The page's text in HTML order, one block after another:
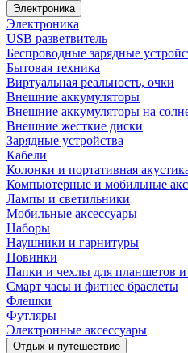
Электроника
Электроника
USB разветвитель
Беспроводные зарядные
Бытовая техника
Виртуальная реальность, очки
Внешние аккумуляторы
Внешние аккумуляторы на
Внешние жесткие диски
Зарядные устройства
Кабели
Колонки и портативная
Компьютерные и мобильные
Лампы и светильники
Мобильные аксессуары
Наборы
Наушники и гарнитуры
Новинки
Папки и чехлы для планшетов и
Смарт часы и фитнес браслеты
Флешки
Футляры
Электронные аксессуары
Отдых и путешествие